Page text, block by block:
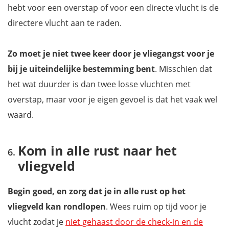
hebt voor een overstap of voor een directe vlucht is de
directere vlucht aan te raden.
Zo moet je niet twee keer door je vliegangst voor je
bij je uiteindelijke bestemming bent. Misschien dat
het wat duurder is dan twee losse vluchten met
overstap, maar voor je eigen gevoel is dat het vaak wel
waard.
Kom in alle rust naar het
vliegveld
Begin goed, en zorg dat je in alle rust op het
vliegveld kan rondlopen. Wees ruim op tijd voor je
vlucht zodat je niet gehaast door de check-in en de